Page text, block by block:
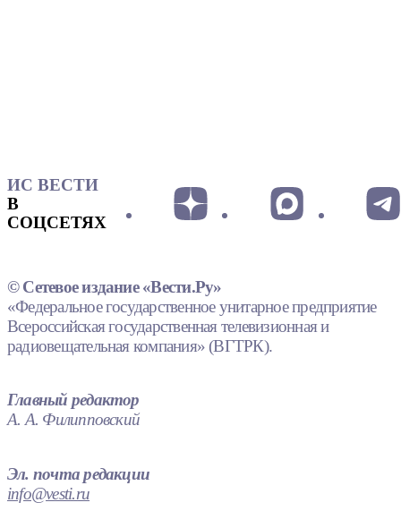
ИС ВЕСТИ
В
СОЦСЕТЯХ
© Сетевое издание «Вести.Ру»
«Федеральное государственное унитарное предприятие
Всероссийская государственная телевизионная и
радиовещательная компания» (ВГТРК).
Главный редактор
А. А. Филипповский
Эл. почта редакции
info@vesti.ru